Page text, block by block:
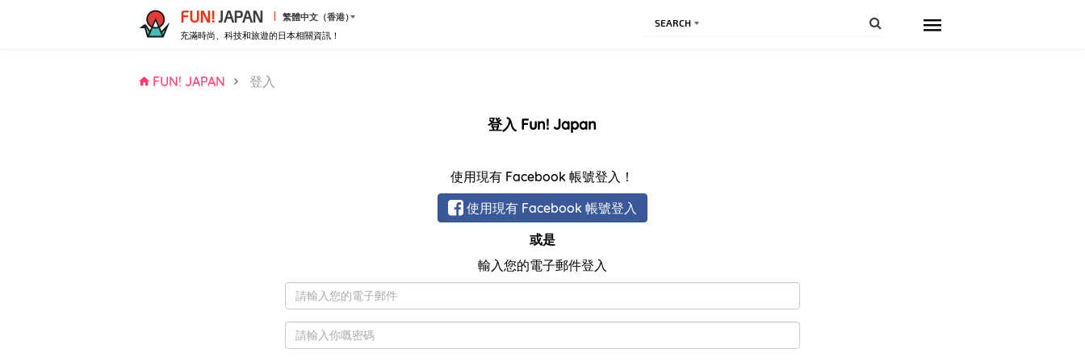
FUN! JAPAN 繁體中文（香港）
充滿時尚、科技和旅遊的日本相關資訊！
SEARCH
FUN! JAPAN 登入
登入 Fun! Japan
使用現有 Facebook 帳號登入！
使用現有 Facebook 帳號登入
或是
輸入您的電子郵件登入
子
郵
碼